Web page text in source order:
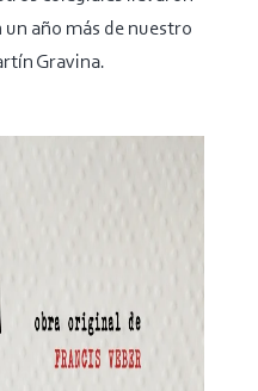
un año más de nuestro
Gravina.